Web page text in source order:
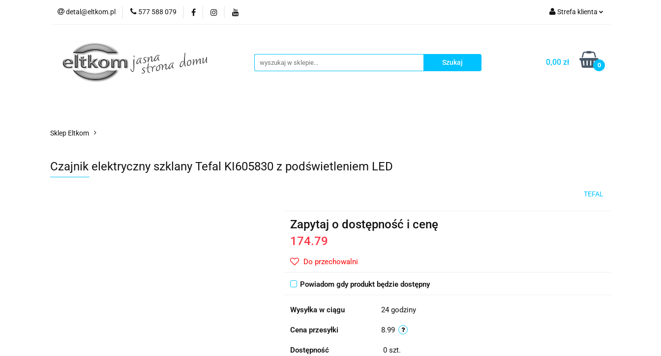
detal@eltkom.pl 577 588 079 Strefa klienta
Zarejestruj się
Dodaj zgłoszenie
0,00 zł 0
O nas Informacje
Sklep Eltkom
Czajnik elektryczny szklany Tefal KI605830 z podświetleniem LED
TEFAL
Zapytaj o dostępność i cenę
174.79
Do przechowalni
Powiadom gdy produkt będzie dostępny
Wysyłka w ciągu 24 godziny
Cena przesyłki 8.99
Dostępność 0 szt.